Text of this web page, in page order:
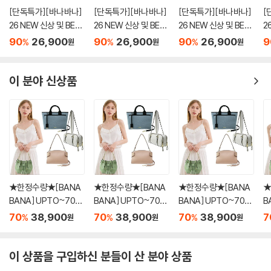
[단독특가][바나바나]
26 NEW 신상 및 BES
T 여성 가방 선물대전
90% 26,900원
[단독특가][바나바나]
26 NEW 신상 및 BES
T 여성 가방 선물대전
90% 26,900원
[단독특가][바나바나]
26 NEW 신상 및 BES
T 여성 가방 선물대전
90% 26,900원
[
T
이 분야 신상품
★한정수량★[BANA
BANA] UPTO~70%
단독 3만원 균일가 BE
70% 38,900원
★한정수량★[BANA
BANA] UPTO~70%
단독 3만원 균일가 BE
70% 38,900원
★한정수량★[BANA
BANA] UPTO~70%
단독 3만원 균일가 BE
70% 38,900원
★
이 상품을 구입하신 분들이 산 분야 상품